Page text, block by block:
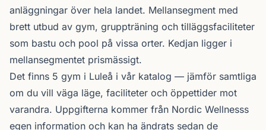
anläggningar över hela landet. Mellansegment med
brett utbud av gym, gruppträning och tilläggsfaciliteter
som bastu och pool på vissa orter. Kedjan ligger i
mellansegmentet prismässigt.
Det finns 5 gym i Luleå i vår katalog — jämför samtliga
om du vill väga läge, faciliteter och öppettider mot
varandra. Uppgifterna kommer från Nordic Wellnesss
egen information och kan ha ändrats sedan de